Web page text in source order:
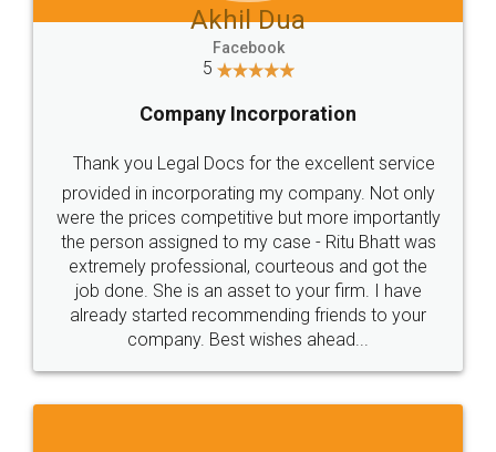
Akhil Chennupati
Facebook
Thank you Legal docs! I've applied FSSAI
licence through them. Their customer service
(Pooja) was prompt and very helpful. I had to
reach out to them periodically because of an
input error from my end. Pooja was very patient
in handling this issue. She had assisted me till
completion. Thanks for the service.